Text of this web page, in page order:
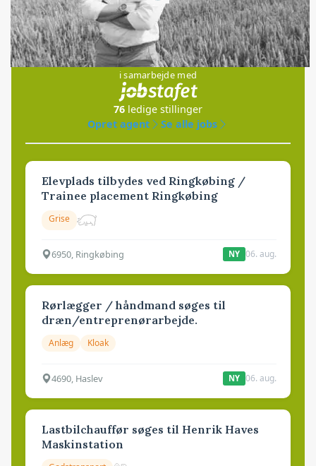
Jobs
i samarbejde med
76 ledige stillinger
Opret agent
Se alle jobs
Elevplads tilbydes ved Ringkøbing /
Trainee placement Ringkøbing
Grise
6950, Ringkøbing NY 06. aug.
Rørlægger / håndmand søges til
dræn/entreprenørarbejde.
Anlæg Kloak
4690, Haslev NY 06. aug.
Lastbilchauffør søges til Henrik Haves
Maskinstation